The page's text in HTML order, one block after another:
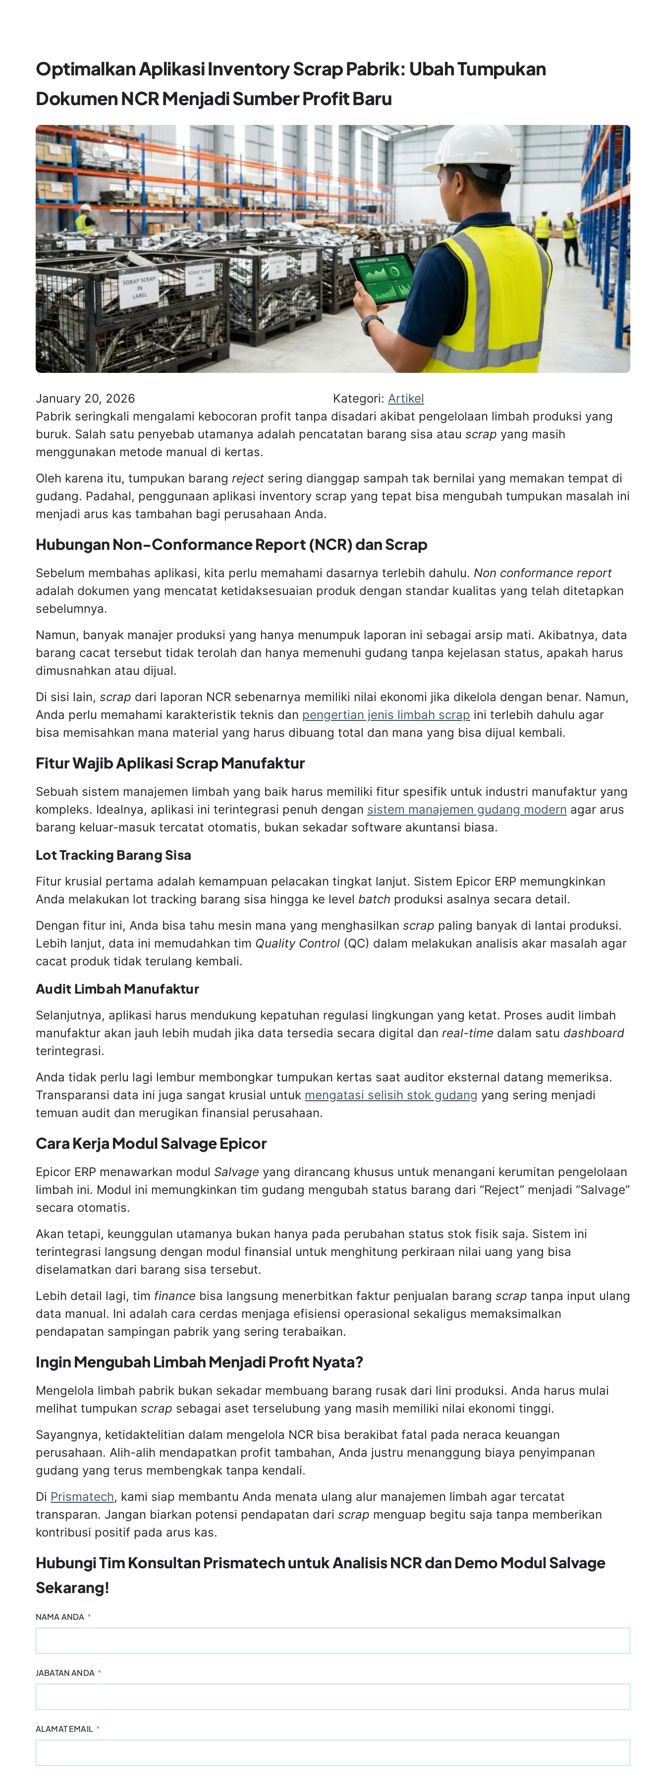
Optimalkan Aplikasi Inventory Scrap Pabrik: Ubah Tumpukan
Dokumen NCR Menjadi Sumber Profit Baru
January 20, 2026 Kategori: Artikel
Pabrik seringkali mengalami kebocoran profit tanpa disadari akibat pengelolaan limbah produksi yang
buruk. Salah satu penyebab utamanya adalah pencatatan barang sisa atau scrap yang masih
menggunakan metode manual di kertas.
Oleh karena itu, tumpukan barang reject sering dianggap sampah tak bernilai yang memakan tempat di
gudang. Padahal, penggunaan aplikasi inventory scrap yang tepat bisa mengubah tumpukan masalah ini
menjadi arus kas tambahan bagi perusahaan Anda.
Hubungan Non-Conformance Report (NCR) dan Scrap
Sebelum membahas aplikasi, kita perlu memahami dasarnya terlebih dahulu. Non conformance report
adalah dokumen yang mencatat ketidaksesuaian produk dengan standar kualitas yang telah ditetapkan
sebelumnya.
Namun, banyak manajer produksi yang hanya menumpuk laporan ini sebagai arsip mati. Akibatnya, data
barang cacat tersebut tidak terolah dan hanya memenuhi gudang tanpa kejelasan status, apakah harus
dimusnahkan atau dijual.
Di sisi lain, scrap dari laporan NCR sebenarnya memiliki nilai ekonomi jika dikelola dengan benar. Namun,
Anda perlu memahami karakteristik teknis dan pengertian jenis limbah scrap ini terlebih dahulu agar
bisa memisahkan mana material yang harus dibuang total dan mana yang bisa dijual kembali.
Fitur Wajib Aplikasi Scrap Manufaktur
Sebuah sistem manajemen limbah yang baik harus memiliki fitur spesifik untuk industri manufaktur yang
kompleks. Idealnya, aplikasi ini terintegrasi penuh dengan sistem manajemen gudang modern agar arus
barang keluar-masuk tercatat otomatis, bukan sekadar software akuntansi biasa.
Lot Tracking Barang Sisa
Fitur krusial pertama adalah kemampuan pelacakan tingkat lanjut. Sistem Epicor ERP memungkinkan
Anda melakukan lot tracking barang sisa hingga ke level batch produksi asalnya secara detail.
Dengan fitur ini, Anda bisa tahu mesin mana yang menghasilkan scrap paling banyak di lantai produksi.
Lebih lanjut, data ini memudahkan tim Quality Control (QC) dalam melakukan analisis akar masalah agar
cacat produk tidak terulang kembali.
Audit Limbah Manufaktur
Selanjutnya, aplikasi harus mendukung kepatuhan regulasi lingkungan yang ketat. Proses audit limbah
manufaktur akan jauh lebih mudah jika data tersedia secara digital dan real-time dalam satu dashboard
terintegrasi.
Anda tidak perlu lagi lembur membongkar tumpukan kertas saat auditor eksternal datang memeriksa.
Transparansi data ini juga sangat krusial untuk mengatasi selisih stok gudang yang sering menjadi
temuan audit dan merugikan finansial perusahaan.
Cara Kerja Modul Salvage Epicor
Epicor ERP menawarkan modul Salvage yang dirancang khusus untuk menangani kerumitan pengelolaan
limbah ini. Modul ini memungkinkan tim gudang mengubah status barang dari “Reject” menjadi “Salvage”
secara otomatis.
Akan tetapi, keunggulan utamanya bukan hanya pada perubahan status stok fisik saja. Sistem ini
terintegrasi langsung dengan modul finansial untuk menghitung perkiraan nilai uang yang bisa
diselamatkan dari barang sisa tersebut.
Lebih detail lagi, tim finance bisa langsung menerbitkan faktur penjualan barang scrap tanpa input ulang
data manual. Ini adalah cara cerdas menjaga efisiensi operasional sekaligus memaksimalkan
pendapatan sampingan pabrik yang sering terabaikan.
Ingin Mengubah Limbah Menjadi Profit Nyata?
Mengelola limbah pabrik bukan sekadar membuang barang rusak dari lini produksi. Anda harus mulai
melihat tumpukan scrap sebagai aset terselubung yang masih memiliki nilai ekonomi tinggi.
Sayangnya, ketidaktelitian dalam mengelola NCR bisa berakibat fatal pada neraca keuangan
perusahaan. Alih-alih mendapatkan profit tambahan, Anda justru menanggung biaya penyimpanan
gudang yang terus membengkak tanpa kendali.
Di Prismatech, kami siap membantu Anda menata ulang alur manajemen limbah agar tercatat
transparan. Jangan biarkan potensi pendapatan dari scrap menguap begitu saja tanpa memberikan
kontribusi positif pada arus kas.
Hubungi Tim Konsultan Prismatech untuk Analisis NCR dan Demo Modul Salvage
Sekarang!
NAMA ANDA
JABATAN ANDA
ALAMAT EMAIL